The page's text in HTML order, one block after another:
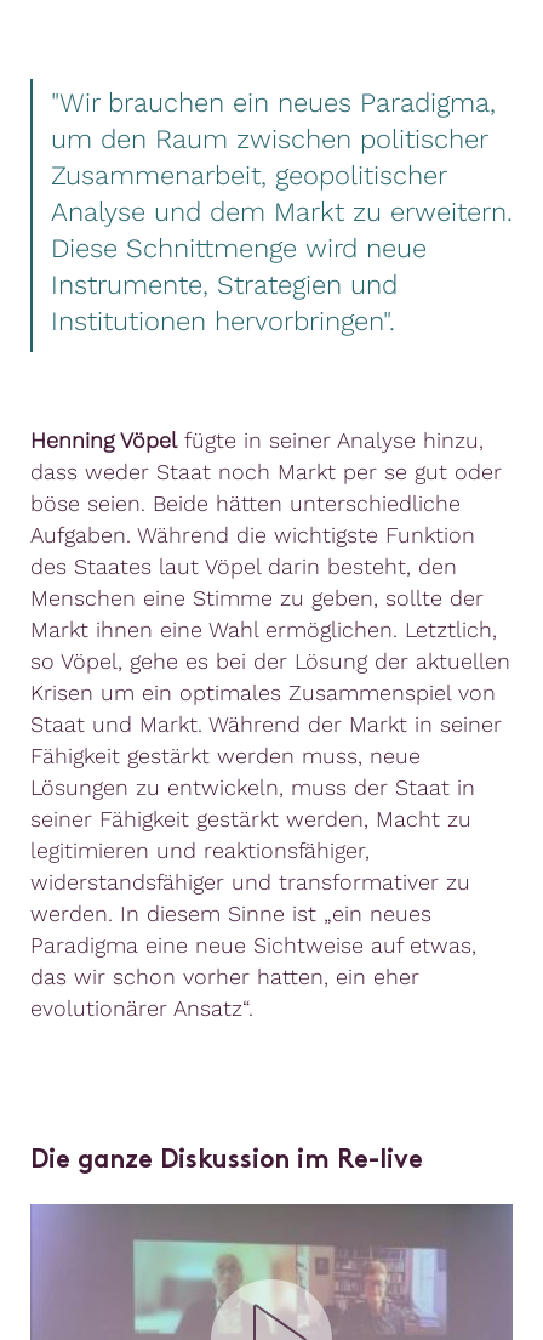
"Wir brauchen ein neues Paradigma,
um den Raum zwischen politischer
Zusammenarbeit, geopolitischer
Analyse und dem Markt zu erweitern.
Diese Schnittmenge wird neue
Instrumente, Strategien und
Institutionen hervorbringen".
Henning Vöpelfügte in seiner Analyse hinzu,
dass weder Staat noch Markt per se gut oder
böse seien. Beide hätten unterschiedliche
Aufgaben. Während die wichtigste Funktion
des Staates laut Vöpel darin besteht, den
Menschen eine Stimme zu geben, sollte der
Markt ihnen eine Wahl ermöglichen. Letztlich,
so Vöpel, gehe es bei der Lösung der aktuellen
Krisen um ein optimales Zusammenspiel von
Staat und Markt. Während der Markt in seiner
Fähigkeit gestärkt werden muss, neue
Lösungen zu entwickeln, muss der Staat in
seiner Fähigkeit gestärkt werden, Macht zu
legitimieren und reaktionsfähiger,
widerstandsfähiger und transformativer zu
werden. In diesem Sinne ist „ein neues
Paradigma eine neue Sichtweise auf etwas,
das wir schon vorher hatten, ein eher
evolutionärer Ansatz“.
Die ganze Diskussion im Re-live